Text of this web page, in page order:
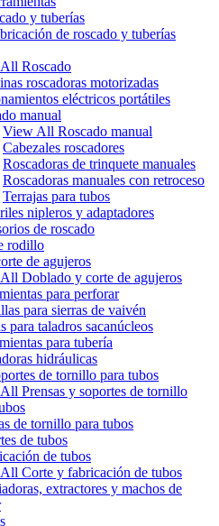
y tuberías
de roscado y tuberías
Roscado
roscadoras motorizadas
eléctricos portátiles
manual
View All Roscado manual
Cabezales roscadores
Roscadoras de trinquete manuales
Roscadoras manuales con retroceso
Terrajas para tubos
nipleros y adaptadores
de roscado
rodillo
de agujeros
Doblado y corte de agujeros
para perforar
para sierras de vaivén
para taladros sacanúcleos
para tubería
hidráulicas
de tornillo para tubos
Prensas y soportes de tornillo
de tornillo para tubos
de tubos
de tubos
Corte y fabricación de tubos
extractores y machos de